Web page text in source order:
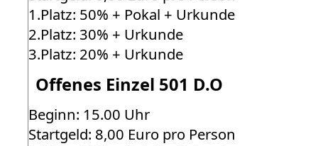
1.Platz: 50% + Pokal + Urkunde
2.Platz: 30% + Urkunde
3.Platz: 20% + Urkunde
Offenes Einzel 501 D.O
Beginn: 15.00 Uhr
Startgeld: 8,00 Euro pro Person